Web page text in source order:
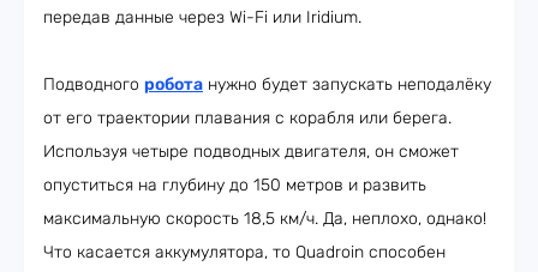
передав данные через Wi-Fi или Iridium.
Подводного робота нужно будет запускать неподалёку
от его траектории плавания с корабля или берега.
Используя четыре подводных двигателя, он сможет
опуститься на глубину до 150 метров и развить
максимальную скорость 18,5 км/ч. Да, неплохо, однако!
Что касается аккумулятора, то Quadroin способен